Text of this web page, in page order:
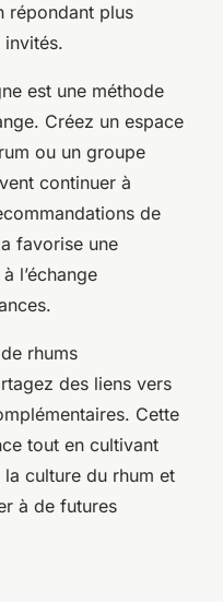
répondant plus
invités.
est une méthode
Créez un espace
ou un groupe
continuer à
de
favorise une
l’échange
rhums
des liens vers
Cette
tout en cultivant
culture du rhum et
à de futures